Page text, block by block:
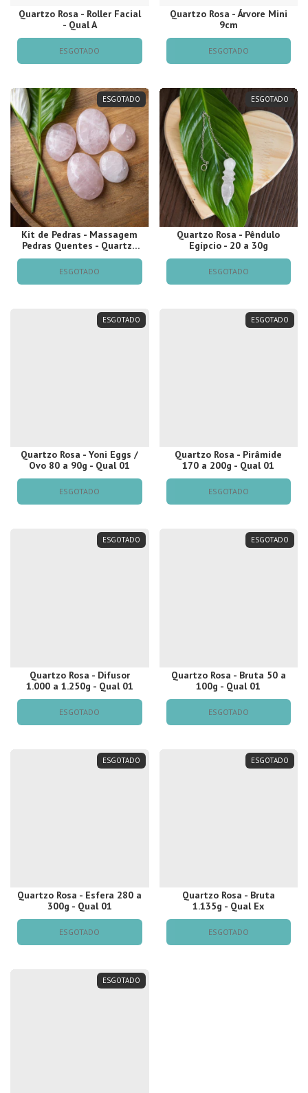
Quartzo Rosa - Roller Facial
- Qual A
ESGOTADO
Quartzo Rosa - Árvore Mini
9cm
ESGOTADO
ESGOTADO
Kit de Pedras - Massagem
Pedras Quentes - Quartzo
Rosa
ESGOTADO
ESGOTADO
Quartzo Rosa - Pêndulo
Egípcio - 20 a 30g
ESGOTADO
ESGOTADO
Quartzo Rosa - Yoni Eggs /
Ovo 80 a 90g - Qual 01
ESGOTADO
ESGOTADO
Quartzo Rosa - Pirâmide
170 a 200g - Qual 01
ESGOTADO
ESGOTADO
Quartzo Rosa - Difusor
1.000 a 1.250g - Qual 01
ESGOTADO
ESGOTADO
Quartzo Rosa - Bruta 50 a
100g - Qual 01
ESGOTADO
ESGOTADO
Quartzo Rosa - Esfera 280 a
300g - Qual 01
ESGOTADO
ESGOTADO
Quartzo Rosa - Bruta
1.135g - Qual Ex
ESGOTADO
ESGOTADO